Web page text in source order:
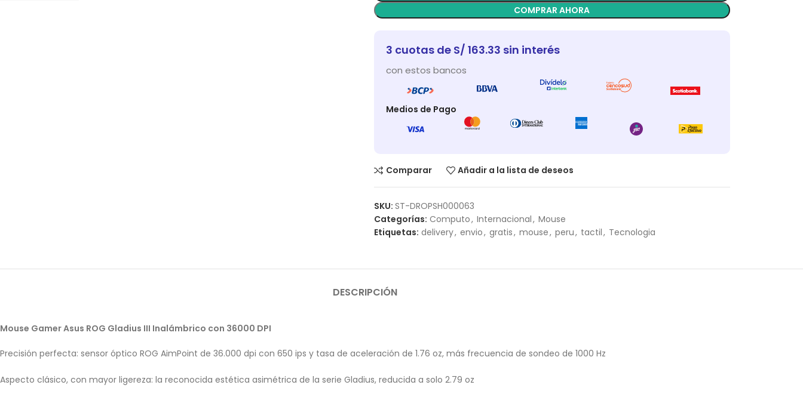
COMPRAR AHORA
3 cuotas de S/ 163.33 sin interés
con estos bancos
Medios de Pago
Comparar Añadir a la lista de deseos
SKU: ST-DROPSH000063
Categorías: Computo, Internacional, Mouse
Etiquetas: delivery, envio, gratis, mouse, peru, tactil, Tecnologia
DESCRIPCIÓN
Mouse Gamer Asus ROG Gladius III Inalámbrico con 36000 DPI
Precisión perfecta: sensor óptico ROG AimPoint de 36.000 dpi con 650 ips y tasa de aceleración de 1.76 oz, más frecuencia de sondeo de 1000 Hz
Aspecto clásico, con mayor ligereza: la reconocida estética asimétrica de la serie Gladius, reducida a solo 2.79 oz